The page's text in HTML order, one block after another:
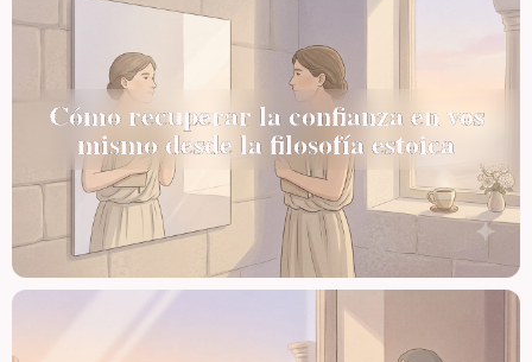
Cómo recuperar la confianza en vos
mismo desde la filosofía estoica